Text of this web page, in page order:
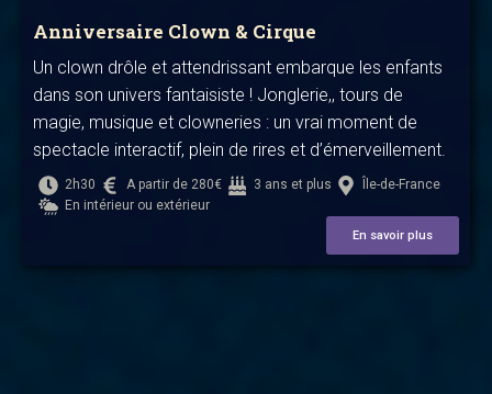
Anniversaire Clown & Cirque
Un clown drôle et attendrissant embarque les enfants
dans son univers fantaisiste ! Jonglerie,, tours de
magie, musique et clowneries : un vrai moment de
spectacle interactif, plein de rires et d’émerveillement.
2h30 A partir de 280€ 3 ans et plus
Île-de-France
En intérieur ou extérieur
En savoir plus